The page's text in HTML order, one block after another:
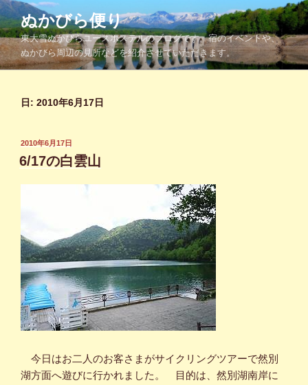
コ
ン
テ
ン
ツ
ぬかびら便り
東大雪ぬかびらユースホステルのブログです。宿のイベントや、
ぬかびら周辺の見所などを紹介させていただきます。
日: 2010年6月17日
投
稿
日:
2010年6月17日
6/17の白雲山
今日はお二人のお客さまがサイクリングツアーで然別
湖方面へ遊びに行かれました。 目的は、然別湖南岸に